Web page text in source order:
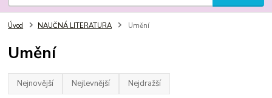
Úvod NAUČNÁ LITERATURA Umění
Umění
Nejnovější Nejlevnější Nejdražší